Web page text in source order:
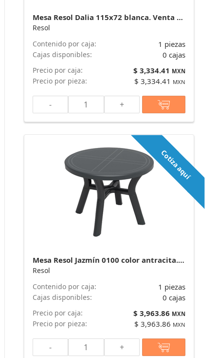
Mesa Resol Dalia 115x72 blanca. Venta por caja de 17 piezas. marca Resol
Resol
Contenido por caja:
1 piezas
Cajas disponibles: 0 cajas
Precio por caja: $ 3,334.41 MXN
Precio por pieza: $ 3,334.41 MXN
- +
Cotiza aquí
Mesa Resol Jazmín 0100 color antracita. Venta por caja de 17 piezas. marca Resol
Resol
Contenido por caja:
1 piezas
Cajas disponibles: 0 cajas
Precio por caja: $ 3,963.86 MXN
Precio por pieza: $ 3,963.86 MXN
- +